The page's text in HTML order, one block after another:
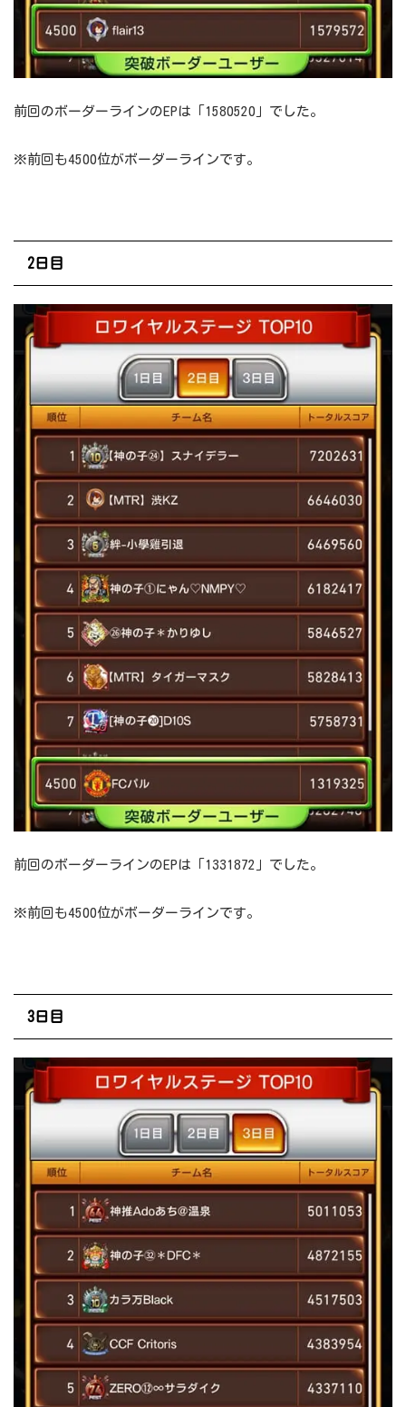
前回のボーダーラインのEPは「1580520」でした。
※前回も4500位がボーダーラインです。
2日目
前回のボーダーラインのEPは「1331872」でした。
※前回も4500位がボーダーラインです。
3日目